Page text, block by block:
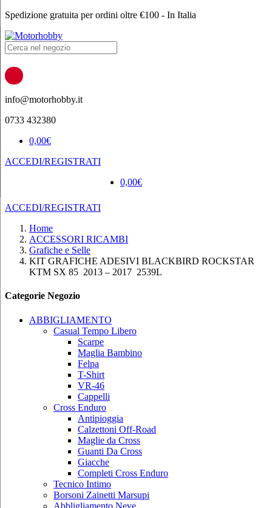
Spedizione gratuita per ordini oltre €100 - In Italia
Products
search
info@motorhobby.it
0733 432380
0,00€
ACCEDI/REGISTRATI
0,00€
ACCEDI/REGISTRATI
Home
ACCESSORI RICAMBI
Grafiche e Selle
KIT GRAFICHE ADESIVI BLACKBIRD ROCKSTAR
KTM SX 85 2013 – 2017 2539L
Categorie Negozio
ABBIGLIAMENTO
Casual Tempo Libero
Scarpe
Maglia Bambino
Felpa
T-Shirt
VR-46
Cappelli
Cross Enduro
Antipioggia
Calzettoni Off-Road
Maglie da Cross
Guanti Da Cross
Giacche
Completi Cross Enduro
Tecnico Intimo
Borsoni Zainetti Marsupi
Abbligliamento Neve